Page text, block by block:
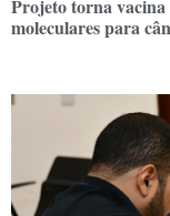
Projeto torna
moleculares para